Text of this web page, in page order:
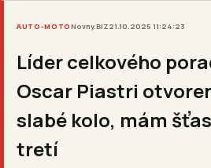
AUTO-MOTONovny.BIZ21.10.2025 11:24:23
Líder celkového
Oscar Piastri
slabé kolo, mám
tretí